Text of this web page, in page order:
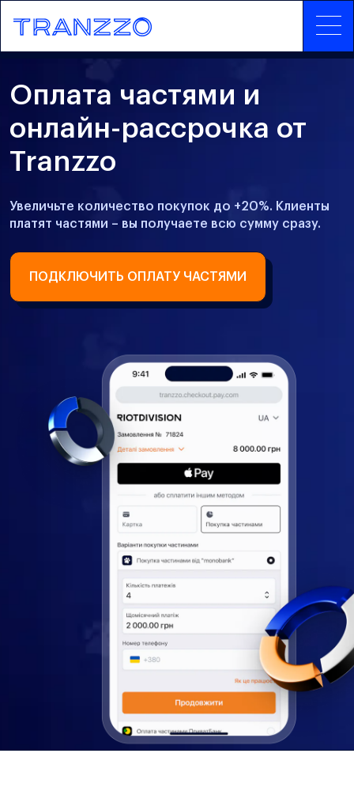
Оплата частями и
онлайн-рассрочка от
Tranzzo
Увеличьте количество покупок до +20%. Клиенты
платят частями – вы получаете всю сумму сразу.
ПОДКЛЮЧИТЬ ОПЛАТУ ЧАСТЯМИ